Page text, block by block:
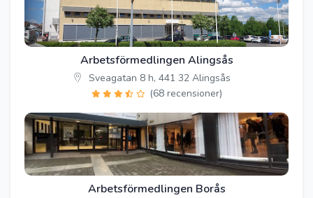
Arbetsförmedlingen Alingsås
Sveagatan 8 h, 441 32 Alingsås
(68 recensioner)
Arbetsförmedlingen Borås